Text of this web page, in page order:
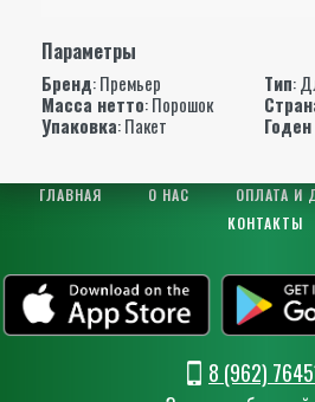
Параметры
Бренд:Премьер Тип:
Масса нетто: Порошок
Упаковка: Пакет
ГЛАВНАЯ О НАС ОПЛАТА И
КОНТАКТЫ
8 (962)